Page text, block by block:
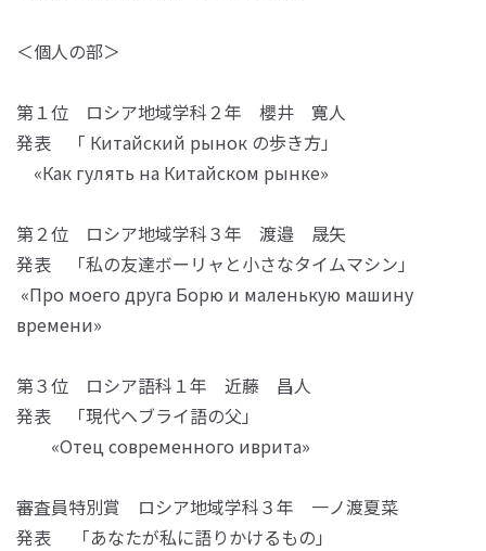
＜個人の部＞
第１位 ロシア地域学科２年 櫻井 寛人
発表 「 Китайский рынок の歩き方」
«Как гулять на Китайском рынке»
第２位 ロシア地域学科３年 渡邉 晟矢
発表 「私の友達ボーリャと小さなタイムマシン」
«Про моего друга Борю и маленькую машину
времени»
第３位 ロシア語科１年 近藤 昌人
発表 「現代ヘブライ語の父」
«Отец современного иврита»
審査員特別賞 ロシア地域学科３年 一ノ渡夏菜
発表 「あなたが私に語りかけるもの」